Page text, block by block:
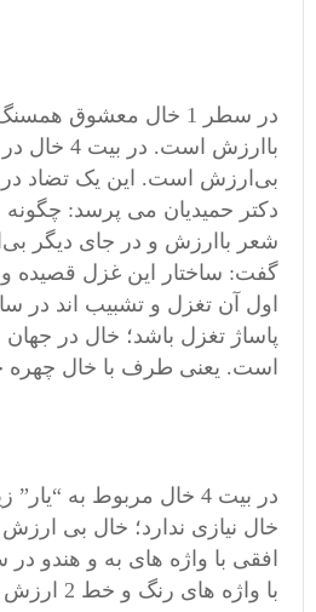
در سطر 1 خال معشوق
باارزش
بی‌ارزش است. این یک تضاد در
دکتر حمیدیان می پرسد:
شعر باارزش و در جای دیگر‌‌
اول آن تغزل و تشبیب اند در
پاساژ تغزل باشد؛ خال در
است. یعنی طرف با خال
در بیت 4 خال مربوط به
خال نیازی ندارد؛ خال بی
با واژه